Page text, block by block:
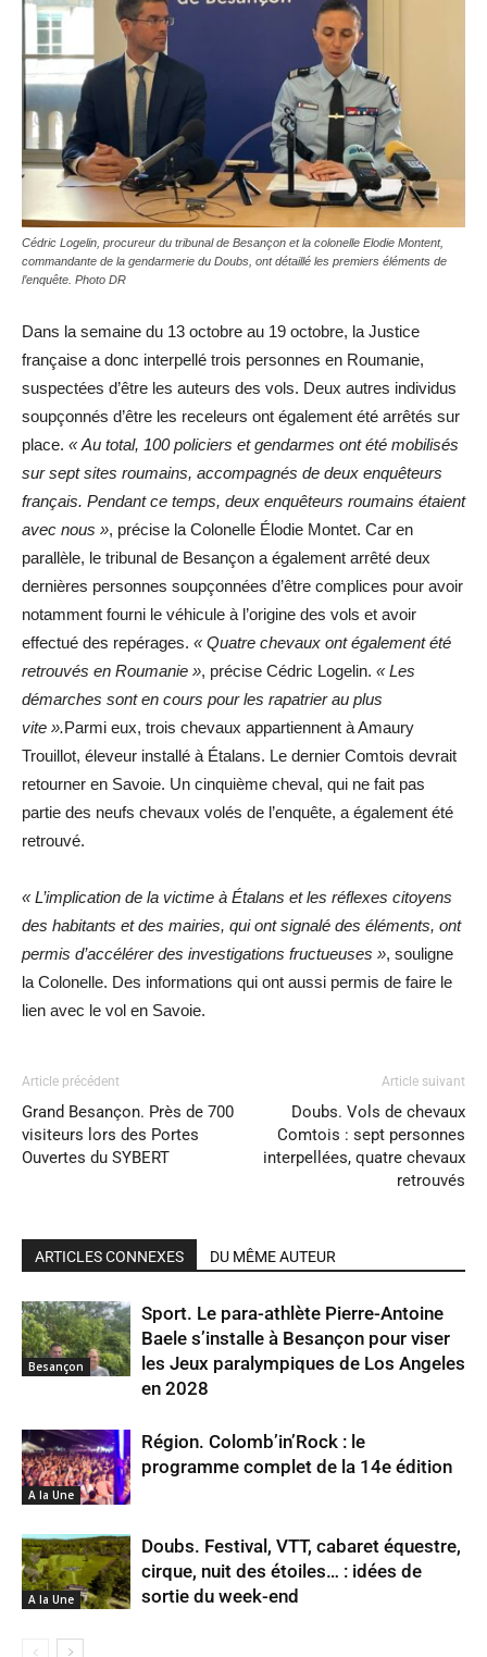
Cédric Logelin, procureur du tribunal de Besançon et la colonelle Elodie Montent,
commandante de la gendarmerie du Doubs, ont détaillé les premiers éléments de
l’enquête. Photo DR
Dans la semaine du 13 octobre au 19 octobre, la Justice
française a donc interpellé trois personnes en Roumanie,
suspectées d’être les auteurs des vols. Deux autres individus
soupçonnés d’être les receleurs ont également été arrêtés sur
place. « Au total, 100 policiers et gendarmes ont été mobilisés
sur sept sites roumains, accompagnés de deux enquêteurs
français. Pendant ce temps, deux enquêteurs roumains étaient
avec nous », précise la Colonelle Élodie Montet. Car en
parallèle, le tribunal de Besançon a également arrêté deux
dernières personnes soupçonnées d’être complices pour avoir
notamment fourni le véhicule à l’origine des vols et avoir
effectué des repérages. « Quatre chevaux ont également été
retrouvés en Roumanie », précise Cédric Logelin. « Les
démarches sont en cours pour les rapatrier au plus
vite ».Parmi eux, trois chevaux appartiennent à Amaury
Trouillot, éleveur installé à Étalans. Le dernier Comtois devrait
retourner en Savoie. Un cinquième cheval, qui ne fait pas
partie des neufs chevaux volés de l’enquête, a également été
retrouvé.
« L’implication de la victime à Étalans et les réflexes citoyens
des habitants et des mairies, qui ont signalé des éléments, ont
permis d’accélérer des investigations fructueuses », souligne
la Colonelle. Des informations qui ont aussi permis de faire le
lien avec le vol en Savoie.
Article précédent
Grand Besançon. Près de 700
visiteurs lors des Portes
Ouvertes du SYBERT
Article suivant
Doubs. Vols de chevaux
Comtois : sept personnes
interpellées, quatre chevaux
retrouvés
ARTICLES CONNEXES DU MÊME AUTEUR
Besançon
Sport. Le para-athlète Pierre-Antoine
Baele s’installe à Besançon pour viser
les Jeux paralympiques de Los Angeles
en 2028
A la Une
Région. Colomb’in’Rock : le
programme complet de la 14e édition
A la Une
Doubs. Festival, VTT, cabaret équestre,
cirque, nuit des étoiles… : idées de
sortie du week-end